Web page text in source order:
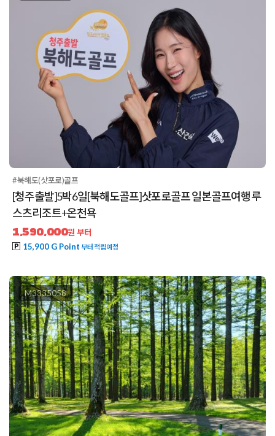
#북해도(삿포로)골프
[청주출발]5박6일[북해도골프]삿포로골프 일본골프여행 루
스츠리조트+온천욕
1,590,000원 부터
15,900 G Point 부터 적립예정
M3335058